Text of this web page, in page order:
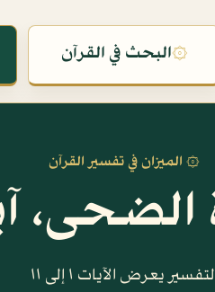
۞البحث في القرآن
۞ الميزان في تفسير القرآن
يعرض الآيات ١ إلى ١١